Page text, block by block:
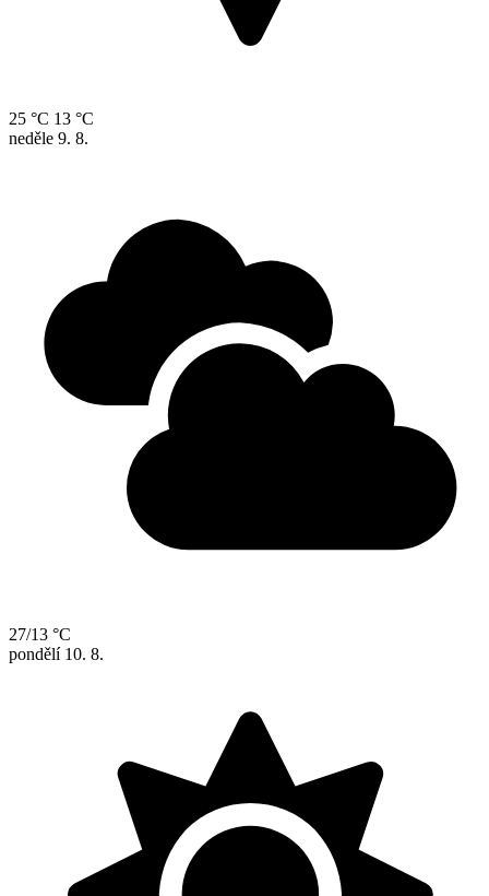
25 °C 13 °C
neděle 9. 8.
27/13 °C
pondělí 10. 8.